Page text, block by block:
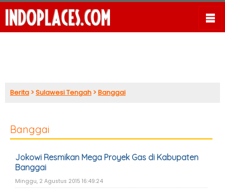
Berita >Sulawesi Tengah >Banggai
Banggai
Jokowi Resmikan Mega Proyek Gas di Kabupaten
Banggai
Minggu, 2 Agustus 2015 16:49:24